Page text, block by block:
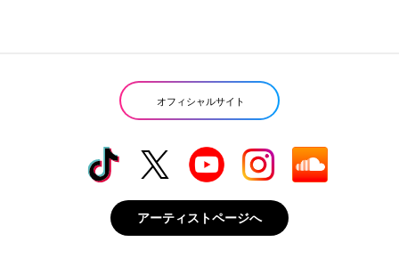
オフィシャルサイト
アーティストページへ